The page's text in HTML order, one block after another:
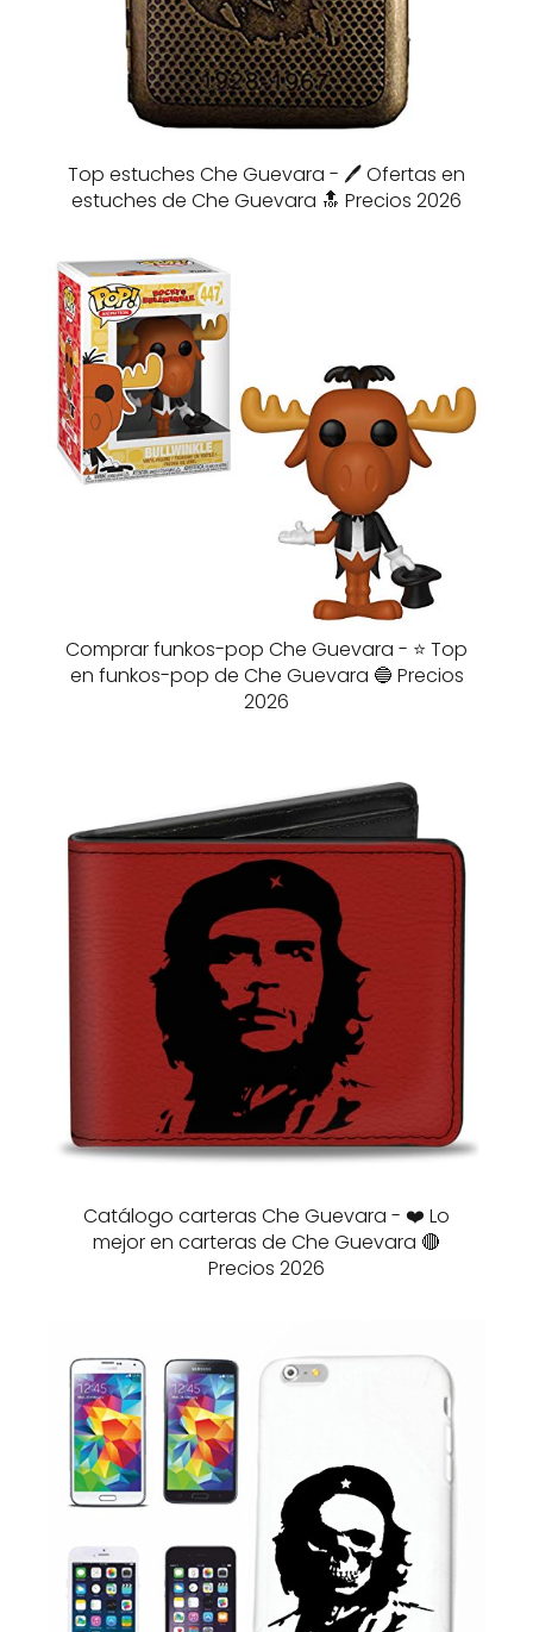
Top estuches Che Guevara - 🖊️ Ofertas en
estuches de Che Guevara 🔝 Precios 2026
Comprar funkos-pop Che Guevara - ⭐️ Top
en funkos-pop de Che Guevara 🔵 Precios
2026
Catálogo carteras Che Guevara - ❤️ Lo
mejor en carteras de Che Guevara 🔴
Precios 2026